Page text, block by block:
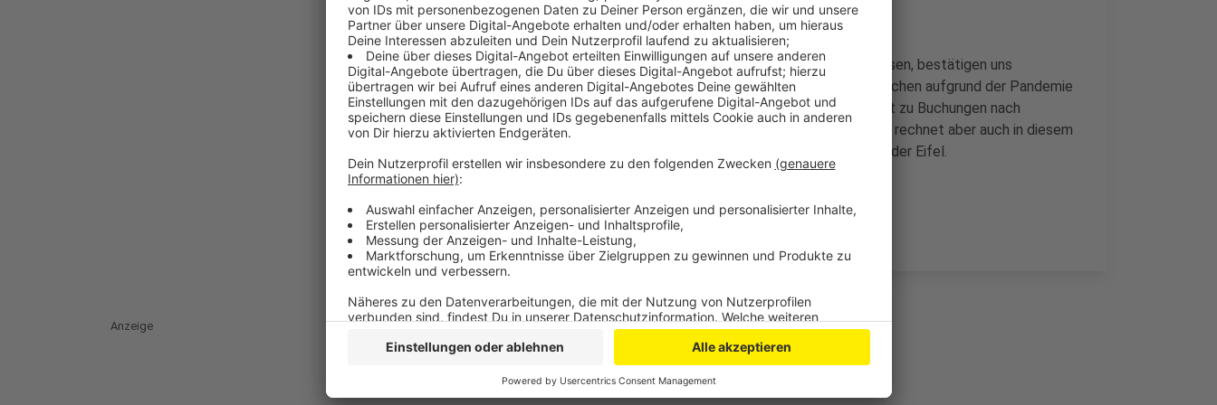
In diesem Jahr seien es besonders viele Kreuzfahrten und Flugreisen, bestätigen uns
Reisebüros. Nachdem in den vergangenen zwei Jahren viele Menschen aufgrund der Pandemie
innerhalb Deutschlands geblieben seien, komme es jetzt vermehrt zu Buchungen nach
Ägypten, Spanien, den USA und Thailand. Die Nordeifel Tourismus rechnet aber auch in diesem
Jahr mit einer guten Auslastung der Hotels und Campingplätze in der Eifel.
Anzeige